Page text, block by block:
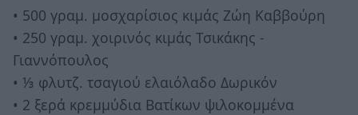
• 500 γραμ. μοσχαρίσιος κιμάς Ζώη Καββούρη
• 250 γραμ. χοιρινός κιμάς Τσικάκης -
Γιαννόπουλος
• ⅓ φλυτζ. τσαγιού ελαιόλαδο Δωρικόν
• 2 ξερά κρεμμύδια Βατίκων ψιλοκομμένα